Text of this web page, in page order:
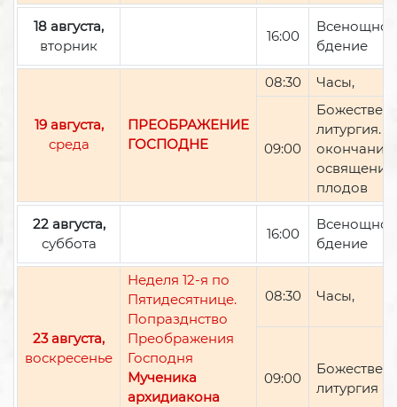
18 августа,
вторник
16:00
Всенощное
бдение
19 августа,
среда
ПРЕОБРАЖЕНИЕ
ГОСПОДНЕ
08:30 Часы,
09:00
литургия.
окончании
освящение
плодов
22 августа,
суббота
16:00
Всенощное
бдение
23 августа,
воскресенье
Неделя 12-я по
Пятидесятнице.
Попразднство
Преображения
Господня
Мученика
архидиакона
08:30 Часы,
09:00
литургия